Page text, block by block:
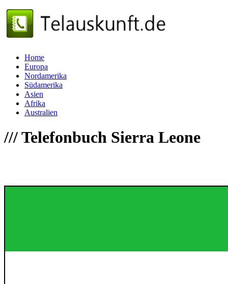
Home
Europa
Nordamerika
Südamerika
Asien
Afrika
Australien
///Telefonbuch Sierra Leone